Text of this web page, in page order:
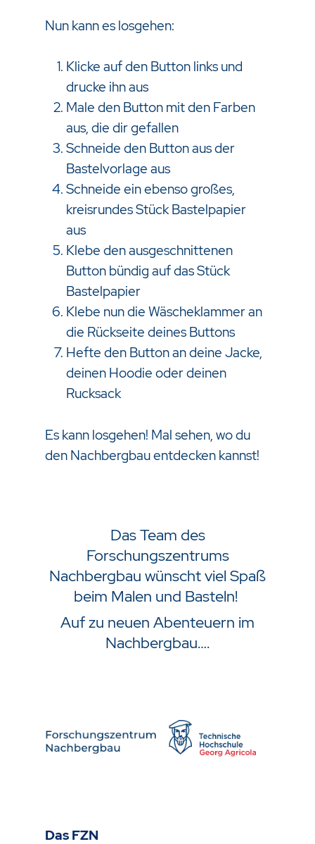
Nun kann es losgehen:
Klicke auf den Button links und
drucke ihn aus
Male den Button mit den Farben
aus, die dir gefallen
Schneide den Button aus der
Bastelvorlage aus
Schneide ein ebenso großes,
kreisrundes Stück Bastelpapier
aus
Klebe den ausgeschnittenen
Button bündig auf das Stück
Bastelpapier
Klebe nun die Wäscheklammer an
die Rückseite deines Buttons
Hefte den Button an deine Jacke,
deinen Hoodie oder deinen
Rucksack
Es kann losgehen! Mal sehen, wo du
den Nachbergbau entdecken kannst!
Das Team des
Forschungszentrums
Nachbergbau wünscht viel Spaß
beim Malen und Basteln!
Auf zu neuen Abenteuern im
Nachbergbau….
Das FZN